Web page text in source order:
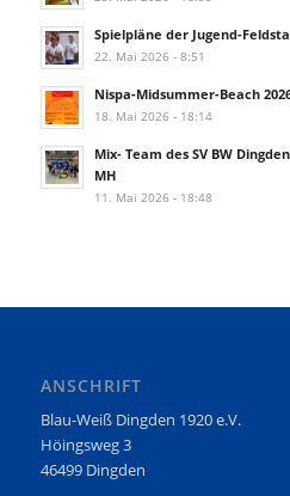
Spielpläne der Jugend-
22. Mai 2026 - 8:51
Nispa-Midsummer-Beach
18. Mai 2026 - 18:14
Mix- Team des SV BW
MH
11. Mai 2026 - 18:48
ANSCHRIFT
Blau-Weiß Dingden 1920 e.V.
Höingsweg 3
46499 Dingden